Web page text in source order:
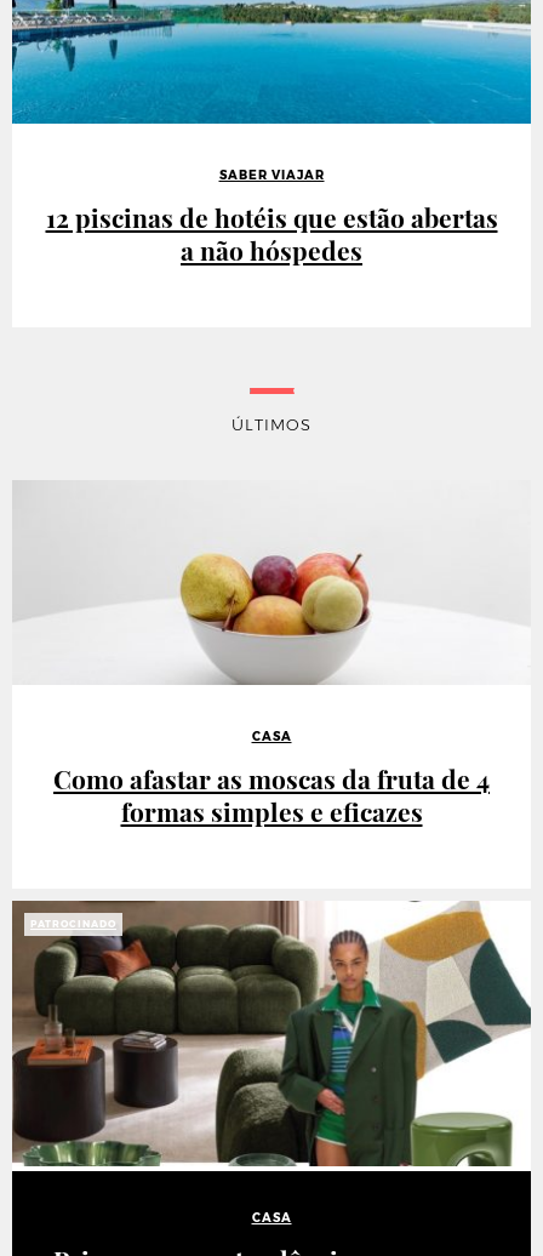
SABER VIAJAR
12 piscinas de hotéis que estão abertas
a não hóspedes
ÚLTIMOS
CASA
Como afastar as moscas da fruta de 4
formas simples e eficazes
PATROCINADO
CASA